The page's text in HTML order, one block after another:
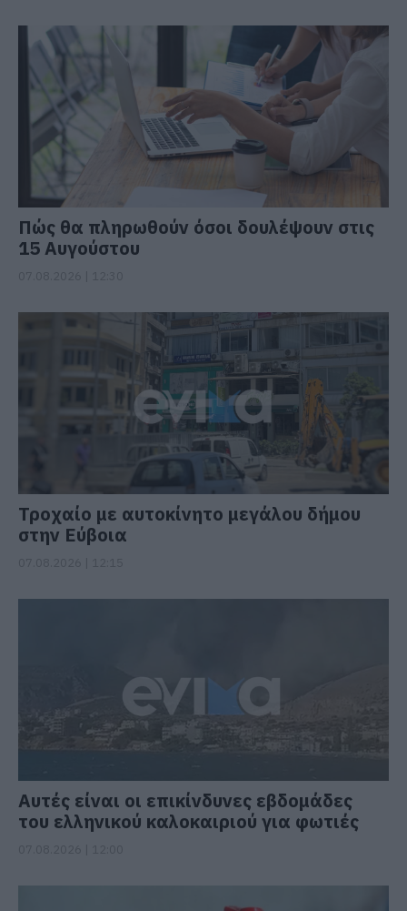
Πώς θα πληρωθούν όσοι δουλέψουν στις
15 Αυγούστου
Τροχαίο με αυτοκίνητο μεγάλου δήμου
στην Εύβοια
Αυτές είναι οι επικίνδυνες εβδομάδες
του ελληνικού καλοκαιριού για φωτιές